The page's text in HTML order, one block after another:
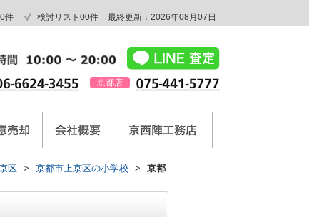
件 検討リスト 00件 最終更新：2026年08月07日
京都店
区 > 京都市上京区の小学校 >
京都